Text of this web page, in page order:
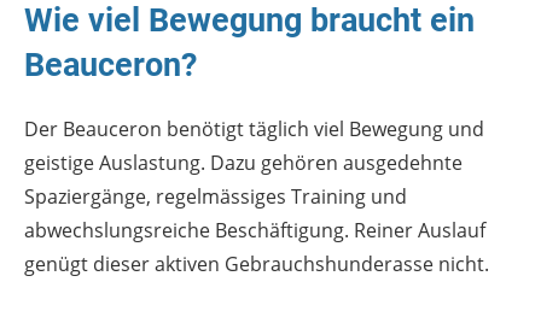
Wie viel Bewegung braucht ein
Beauceron?
Der Beauceron benötigt täglich viel Bewegung und
geistige Auslastung. Dazu gehören ausgedehnte
Spaziergänge, regelmässiges Training und
abwechslungsreiche Beschäftigung. Reiner Auslauf
genügt dieser aktiven Gebrauchshunderasse nicht.